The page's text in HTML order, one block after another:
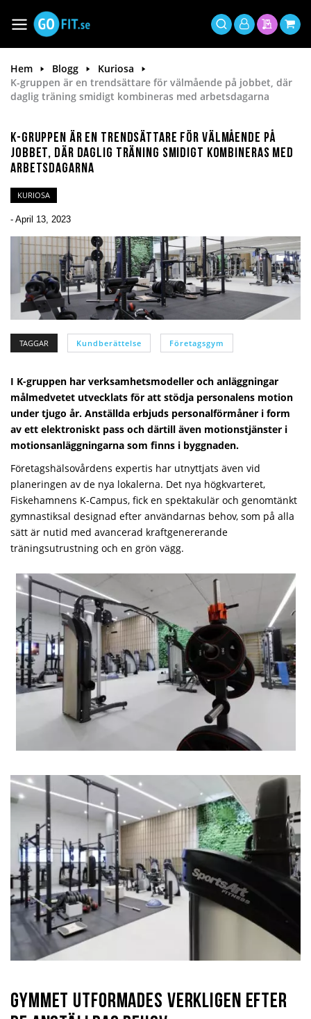
innehållet
Växla
Nav
Sök
Mitt
Min Min
Hem Blogg
Kuriosa
K-gruppen är en trendsättare för välmående på jobbet, där
daglig träning smidigt kombineras med arbetsdagarna
K-gruppen är en trendsättare för välmående på
jobbet, där daglig träning smidigt kombineras med
arbetsdagarna
KURIOSA
- April 13, 2023
TAGGAR Kundberättelse Företagsgym
I K-gruppen har verksamhetsmodeller och anläggningar
målmedvetet utvecklats för att stödja personalens motion
under tjugo år. Anställda erbjuds personalförmåner i form
av ett elektroniskt pass och därtill även motionstjänster i
motionsanläggningarna som finns i byggnaden.
Företagshälsovårdens expertis har utnyttjats även vid
planeringen av de nya lokalerna. Det nya högkvarteret,
Fiskehamnens K-Campus, fick en spektakulär och genomtänkt
gymnastiksal designad efter användarnas behov, som på alla
sätt är nutid med avancerad kraftgenererande
träningsutrustning och en grön vägg.
Gymmet utformades verkligen efter